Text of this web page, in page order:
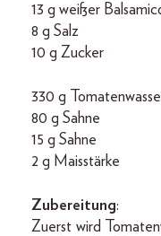
13 g weißer
8 g Salz
10 g Zucker
330 g
80 g Sahne
15 g Sahne
2 g Maisstärke
Zubereitung:
Zuerst wird